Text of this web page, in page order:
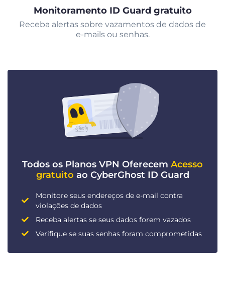
Monitoramento ID Guard gratuito
Receba alertas sobre vazamentos de dados de
e-mails ou senhas.
Todos os Planos VPN Oferecem Acesso
gratuito ao CyberGhost ID Guard
Monitore seus endereços de e-mail contra
violações de dados
Receba alertas se seus dados forem vazados
Verifique se suas senhas foram comprometidas